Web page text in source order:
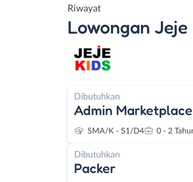
Riwayat
Lowongan Jeje
Dibutuhkan
Admin Marketplace
SMA/K - S1/D4 0 - 2
Dibutuhkan
Packer